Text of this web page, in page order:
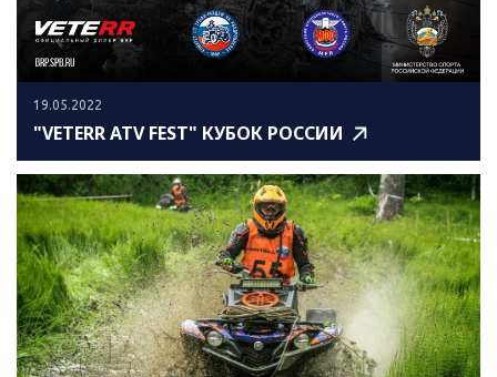
19.05.2022
"VETERR ATV FEST" КУБОК РОССИИ